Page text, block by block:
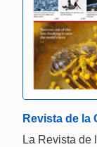
Revista de la
La Revista de